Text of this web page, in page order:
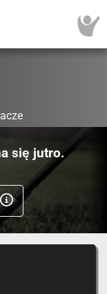
się jutro.